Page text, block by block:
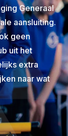
Generaal
aansluiting.
geen
uit het
extra
naar wat